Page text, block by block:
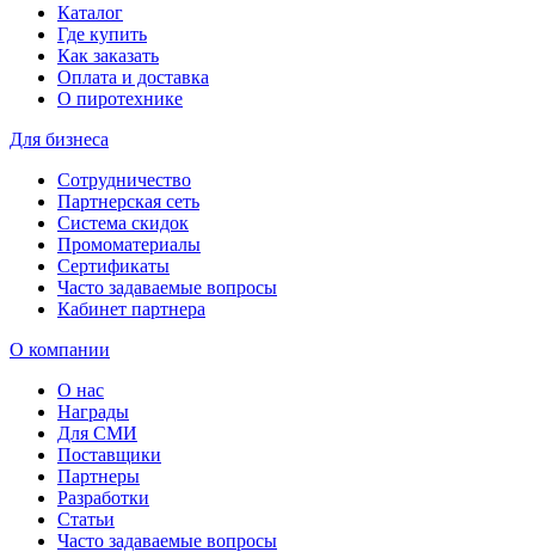
Каталог
Где купить
Как заказать
Оплата и доставка
О пиротехнике
Для бизнеса
Сотрудничество
Партнерская сеть
Система скидок
Промоматериалы
Сертификаты
Часто задаваемые вопросы
Кабинет партнера
О компании
О нас
Награды
Для СМИ
Поставщики
Партнеры
Разработки
Статьи
Часто задаваемые вопросы